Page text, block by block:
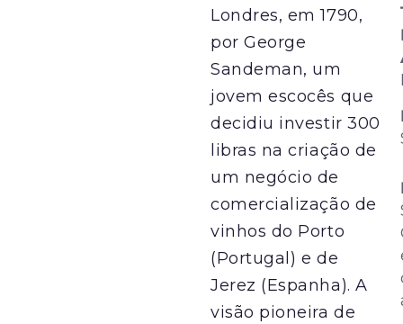
Londres, em 1790,
por George
Sandeman, um
jovem escocês que
decidiu investir 300
libras na criação de
um negócio de
comercialização de
vinhos do Porto
(Portugal) e de
Jerez (Espanha). A
visão pioneira de